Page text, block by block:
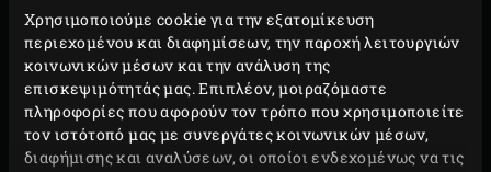
Χρησιμοποιούμε cookie για την εξατομίκευση
περιεχομένου και διαφημίσεων, την παροχή λειτουργιών
κοινωνικών μέσων και την ανάλυση της
επισκεψιμότητάς μας. Επιπλέον, μοιραζόμαστε
πληροφορίες που αφορούν τον τρόπο που χρησιμοποιείτε
τον ιστότοπό μας με συνεργάτες κοινωνικών μέσων,
διαφήμισης και αναλύσεων, οι οποίοι ενδεχομένως να τις
ΠΑΡΑΚΑΛΟΎΜΕ, ΕΠΙΚΟΙΝΩΝΉΣΤΕ
ΜΑΖΊ ΜΑΣ;
ΌΝΟΜΑ*
ΕΠΏΝΥΜΟ